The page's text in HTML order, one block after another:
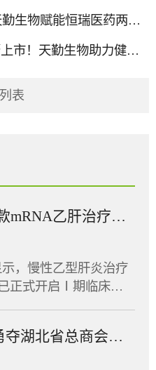
瑞医药两大抗肿瘤创新药获批临床
助力健民集团破局儿科中药贴剂研发
表
天勤生物助力全球首款mRNA乙肝治疗性疫苗在多国获批临床
，慢性乙型肝炎治疗
正式开启Ⅰ期临床试
由江苏创源生命科技
同开发，是全球首款
赛场亮剑 | 天勤生物勇夺湖北省总商会首届运动会“团结协作奖”